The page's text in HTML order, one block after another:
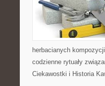
herbacianych
codzienne rytuały
Ciekawostki i Historia